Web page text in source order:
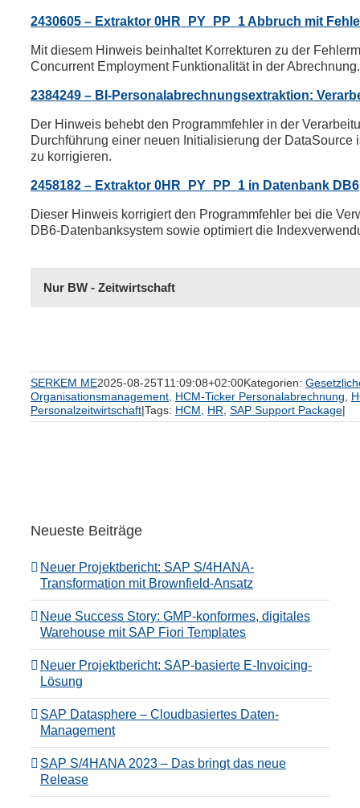
2430605 – Extraktor 0HR_PY_PP_1 Abbruch mit
Mit diesem Hinweis beinhaltet Korrekturen zu der
Concurrent Employment Funktionalität in der Abrechnung.
2384249 – BI-Personalabrechnungsextraktion:
Der Hinweis behebt den Programmfehler in der
Durchführung einer neuen Initialisierung der
zu korrigieren.
2458182 – Extraktor 0HR_PY_PP_1 in Datenbank DB6
Dieser Hinweis korrigiert den Programmfehler bei die
DB6-Datenbanksystem sowie optimiert die
Nur BW - Zeitwirtschaft
SERKEM ME2025-08-25T11:09:08+02:00Kategorien:
Organisationsmanagement HCM-Ticker Personalabrechnung
Personalzeitwirtschaft|Tags: HCM HR SAP Support Package|
Neueste Beiträge
Neuer Projektbericht: SAP S/4HANA-
Transformation mit Brownfield-Ansatz
Neue Success Story: GMP-konformes, digitales
Warehouse mit SAP Fiori Templates
Neuer Projektbericht: SAP-basierte E-Invoicing-
Lösung
SAP Datasphere – Cloudbasiertes Daten-
Management
SAP S/4HANA 2023 – Das bringt das neue
Release